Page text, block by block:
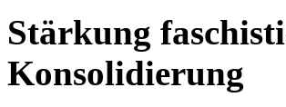
Stärkung
Konsolidierung